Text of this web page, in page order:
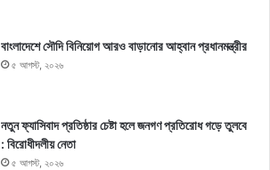
বাংলাদেশে সৌদি বিনিয়োগ আরও বাড়ানোর আহ্বান প্রধানমন্ত্রীর
৫ আগস্ট, ২০২৬
নতুন ফ্যাসিবাদ প্রতিষ্ঠার চেষ্টা হলে জনগণ প্রতিরোধ গড়ে তুলবে
: বিরোধীদলীয় নেতা
৫ আগস্ট, ২০২৬